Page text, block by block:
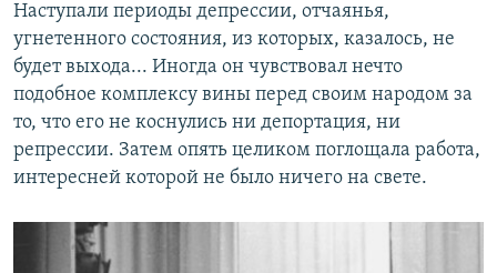
Наступали периоды депрессии, отчаянья,
угнетенного состояния, из которых, казалось, не
будет выхода... Иногда он чувствовал нечто
подобное комплексу вины перед своим народом за
то, что его не коснулись ни депортация, ни
репрессии. Затем опять целиком поглощала работа,
интересней которой не было ничего на свете.